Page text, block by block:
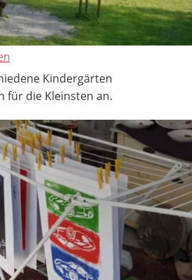
Kindergärten
für die Kleinsten an.